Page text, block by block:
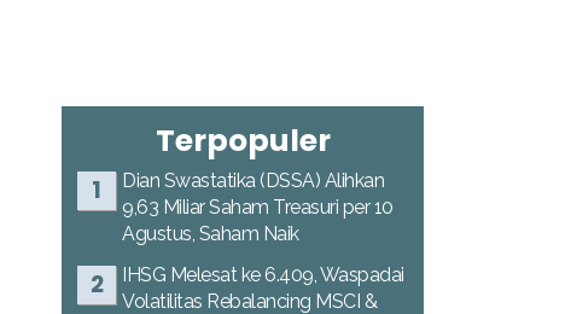
Terpopuler
Dian Swastatika (DSSA) Alihkan
9,63 Miliar Saham Treasuri per 10
Agustus, Saham Naik
IHSG Melesat ke 6.409, Waspadai
Volatilitas Rebalancing MSCI &